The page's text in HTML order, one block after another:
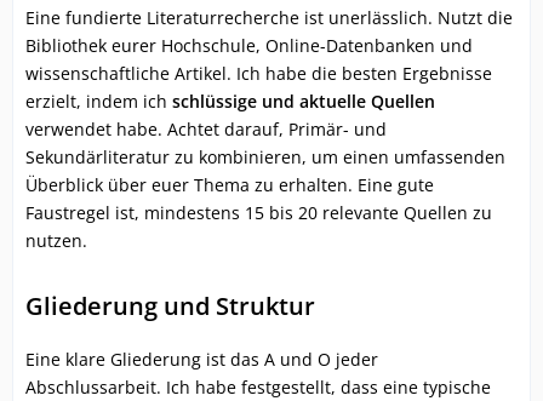
Eine fundierte Literaturrecherche ist unerlässlich. Nutzt die
Bibliothek eurer Hochschule, Online-Datenbanken und
wissenschaftliche Artikel. Ich habe die besten Ergebnisse
erzielt, indem ich schlüssige und aktuelle Quellen
verwendet habe. Achtet darauf, Primär- und
Sekundärliteratur zu kombinieren, um einen umfassenden
Überblick über euer Thema zu erhalten. Eine gute
Faustregel ist, mindestens 15 bis 20 relevante Quellen zu
nutzen.
Gliederung und Struktur
Eine klare Gliederung ist das A und O jeder
Abschlussarbeit. Ich habe festgestellt, dass eine typische